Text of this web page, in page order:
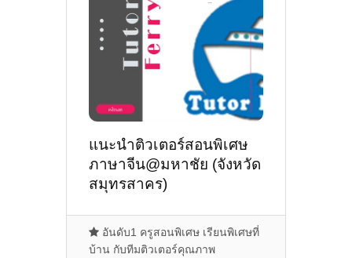
แนะนำติวเตอร์สอนพิเศษ
ภาษาจีน@มหาชัย (จังหวัด
สมุทรสาคร)
อันดับ1 ครูสอนพิเศษ เรียนพิเศษที่
บ้าน กับทีมติวเตอร์คุณภาพ